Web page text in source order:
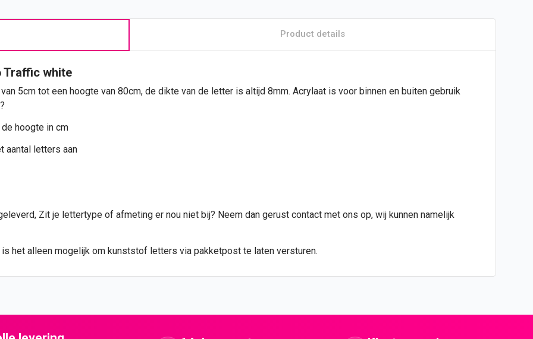
Product details
Traffic white
5cm tot een hoogte van 80cm, de dikte van de letter is altijd 8mm. Acrylaat is voor binnen en buiten gebruik
hoogte in cm
aantal letters aan
Zit je lettertype of afmeting er nou niet bij? Neem dan gerust contact met ons op, wij kunnen namelijk
het alleen mogelijk om kunststof letters via pakketpost te laten versturen.